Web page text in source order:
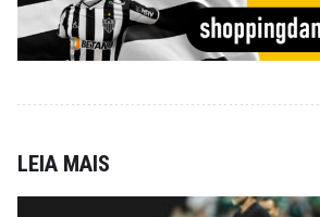
LEIA MAIS